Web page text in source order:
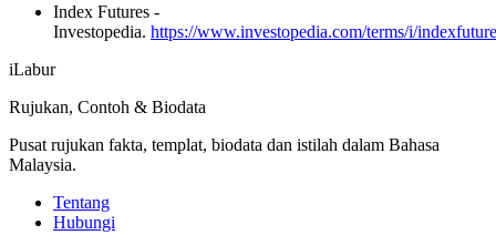
Index Futures -
Investopedia. https://www.investopedia.com/terms/i/
iLabur
Rujukan, Contoh & Biodata
Pusat rujukan fakta, templat, biodata dan istilah dalam Bahasa
Malaysia.
Tentang
Hubungi